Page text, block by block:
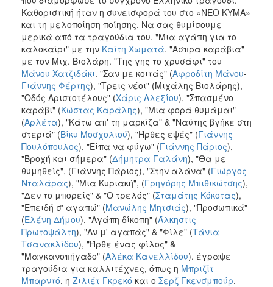
Καθοριστική ήταν η συνεισφορά του στο «ΝΕΟ ΚΥΜΑ»
και τη μελοποίηση ποίησης. Να σας θυμίσουμε
μερικά από τα τραγούδια του. "Μια αγάπη για το
καλοκαίρι" με την Καίτη Χωματά. "Άσπρα καράβια"
με τον Μιχ. Βιολάρη. "Της γης το χρυσάφι" του
Μάνου Χατζιδάκι. "Σαν με κοιτάς" (Αφροδίτη Μάνου-
Γιάννης Φέρτης), "Τρεις νέοι" (Μιχάλης Βιολάρης),
"Οδός Αριστοτέλους" (Χάρις Αλεξίου), "Σπασμένο
καράβι" (Κώστας Καράλης), "Μια φορά θυμάμαι"
(Αρλέτα), "Κάτω απ' τη μαρκίζα" & "Ναύτης βγήκε στη
στεριά" (Βίκυ Μοσχολιού), "Ήρθες εψές" (Γιάννης
Πουλόπουλος), "Είπα να φύγω" (Γιάννης Πάριος),
"Βροχή και σήμερα" (Δήμητρα Γαλάνη), "Θα με
θυμηθείς", (Γιάννης Πάριος), "Στην αλάνα" (Γιώργος
Νταλάρας), "Μια Κυριακή", (Γρηγόρης Μπιθικώτσης),
"Δεν το μπορείς" & "Ο τρελός" (Σταμάτης Κόκοτας),
"Επειδή σ' αγαπώ" (Μανώλης Μητσιάς), "Προσωπικά"
(Ελένη Δήμου), "Αγάπη δίκοπη" (Άλκηστις
Πρωτοψάλτη), "Αν μ' αγαπάς" & "Φίλε" (Τάνια
Τσανακλίδου), "Ήρθε ένας φίλος" &
"Μαγκανοπήγαδο" (Αλέκα Κανελλίδου). έγραψε
τραγούδια για καλλιτέχνες, όπως η Μπριζίτ
Μπαρντό, η Ζιλιέτ Γκρεκό και ο Σερζ Γκενσμπούρ.